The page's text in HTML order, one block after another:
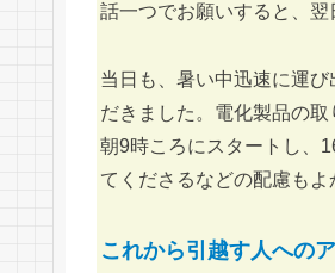
話一つでお願いすると、翌
当日も、暑い中迅速に運
だきました。電化製品の
朝9時ころにスタートし、
てくださるなどの配慮もよ
これから引越す人への